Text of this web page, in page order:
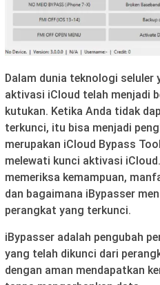
Dalam dunia teknologi seluler
aktivasi iCloud telah menjadi
kutukan. Ketika Anda tidak
terkunci, itu bisa menjadi
merupakan iCloud Bypass
melewati kunci aktivasi
memeriksa kemampuan,
dan bagaimana iBypasser
perangkat yang terkunci.
iBypasser adalah pengubah
yang telah dikunci dari
dengan aman mendapatkan